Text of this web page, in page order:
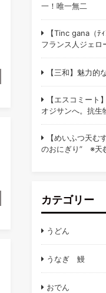
一！唯一無二
【Tinc gana（ﾃ
フランス人ジェロ
【三和】魅力的
【エスコミート
オジサンへ。抗生
【めいふつ天む
のおにぎり” ※天
カテゴリー
うどん
うなぎ 鰻
おでん